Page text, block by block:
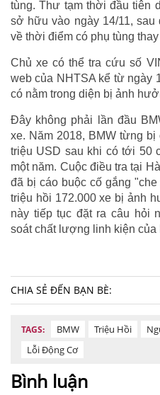
tùng. Thư tạm thời đầu tiên
sở hữu vào ngày 14/11,
về thời điểm có phụ tùng thay
Chủ xe có thể tra cứu số
web của NHTSA kể từ ngày
có nằm trong diện bị ảnh
Đây không phải lần đầu
xe. Năm 2018, BMW từng
triệu USD sau khi có tới 50
một năm. Cuộc điều tra tại
đã bị cáo buộc cố gắng
triệu hồi 172.000 xe bị ảnh
này tiếp tục đặt ra câu hỏi
soát chất lượng linh kiện của
CHIA SẺ ĐẾN BẠN BÈ:
TAGS: BMW Triệu Hồi
Lỗi Động Cơ
Bình luận